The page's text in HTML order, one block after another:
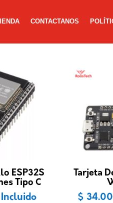
CONTACTANOS
ESP32S
Tipo C
Incluido
Tarjeta
$